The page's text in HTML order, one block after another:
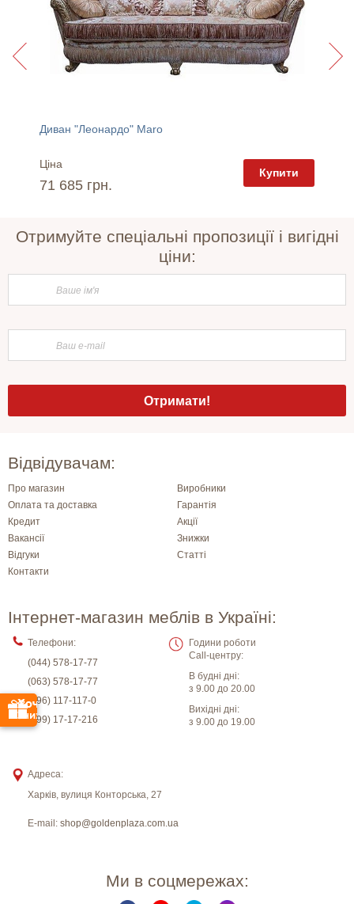
Диван "Леонардо" Maro
Ціна
71 685 грн.
Купити
Отримуйте спеціальні пропозиції і вигідні
ціни:
Відвідувачам:
Про магазин
Виробники
Оплата та доставка
Гарантія
Кредит
Акції
Вакансії
Знижки
Відгуки
Статті
Контакти
Інтернет-магазин меблів в Україні:
Телефони:
(044) 578-17-77
(063) 578-17-77
(096) 117-117-0
(099) 17-17-216
Години роботи
Call-центру:
В будні дні:
з 9.00 до 20.00
Вихідні дні:
з 9.00 до 19.00
Адреса:
Харків, вулиця Конторська, 27
E-mail: shop@goldenplaza.com.ua
Ми в соцмережах: